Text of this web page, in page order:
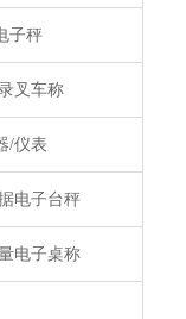
子秤
叉车称
/仪表
电子台秤
电子桌称